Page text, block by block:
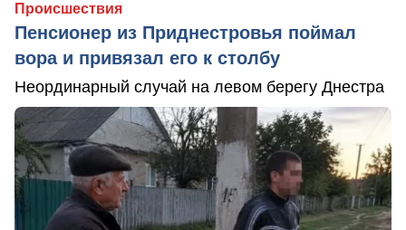
Происшествия
Пенсионер из Приднестровья поймал
вора и привязал его к столбу
Неординарный случай на левом берегу Днестра